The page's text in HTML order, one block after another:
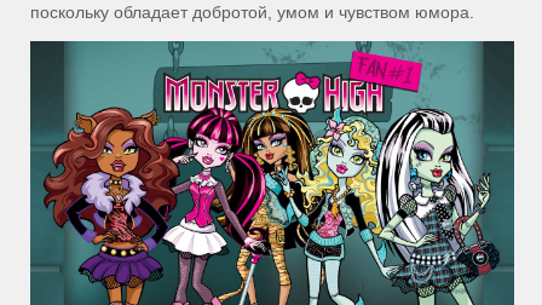
поскольку обладает добротой, умом и чувством юмора.